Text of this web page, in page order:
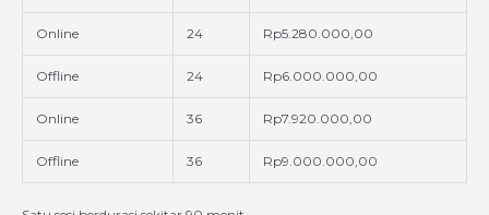
Online 24 Rp5.280.000,00
Offline 24 Rp6.000.000,00
Online 36 Rp7.920.000,00
Offline 36 Rp9.000.000,00